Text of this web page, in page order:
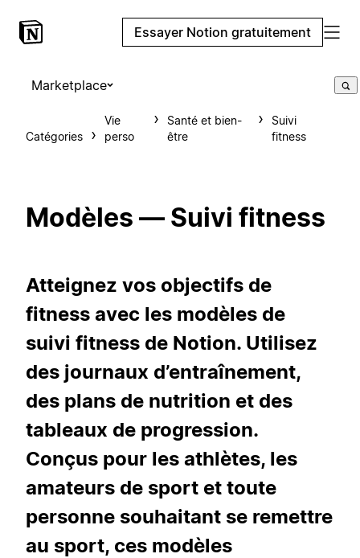
Essayer Notion gratuitement
Marketplace
Catégories
Vie
perso
Santé et bien-
être
Suivi
fitness
Modèles — Suivi fitness
Atteignez vos objectifs de
fitness avec les modèles de
suivi fitness de Notion. Utilisez
des journaux d’entraînement,
des plans de nutrition et des
tableaux de progression.
Conçus pour les athlètes, les
amateurs de sport et toute
personne souhaitant se remettre
au sport, ces modèles